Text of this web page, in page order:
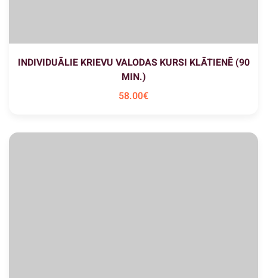
INDIVIDUĀLIE KRIEVU VALODAS KURSI KLĀTIENĒ (90
MIN.)
58.00€